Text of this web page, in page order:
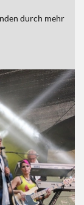
durch mehr